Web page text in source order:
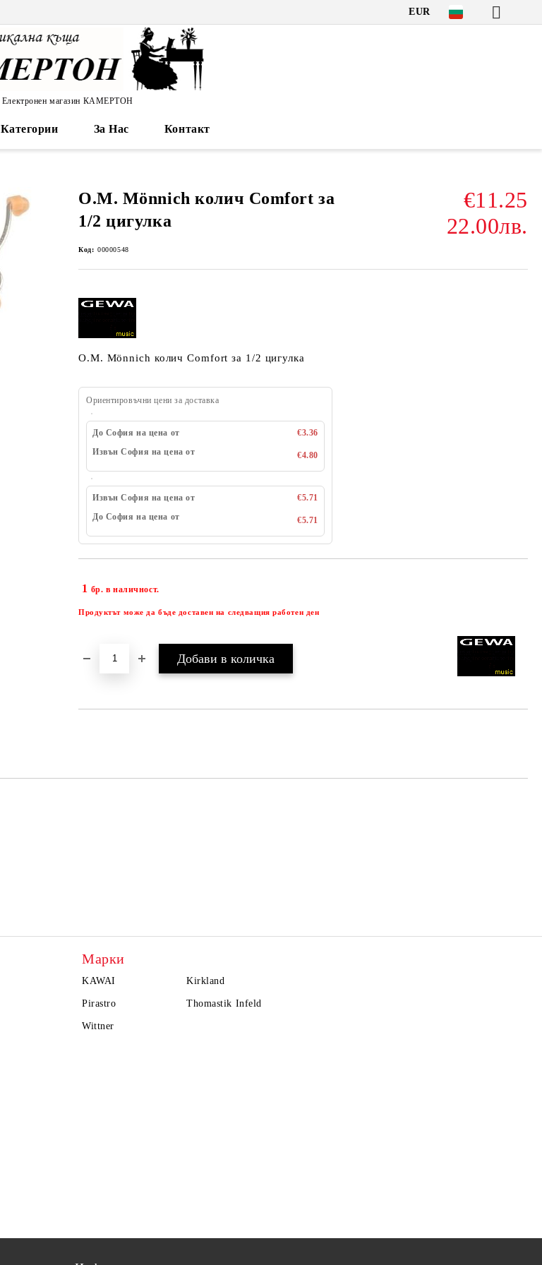
EUR
Електронен магазин КАМЕРТОН
Категории За Нас Контакт
O.M. Mönnich колич Comfort за
1/2 цигулка
€11.25
22.00лв.
Код: 00000548
O.M. Mönnich колич Comfort за 1/2 цигулка
Ориентировъчни цени за доставка
До София на цена от
€3.36
Извън София на цена от
€4.80
Извън София на цена от
€5.71
До София на цена от
€5.71
1 бр. в наличност.
Продуктът може да бъде доставен на следващия работен ден
Марки
KAWAI Kirkland
Pirastro Thomastik Infeld
Wittner